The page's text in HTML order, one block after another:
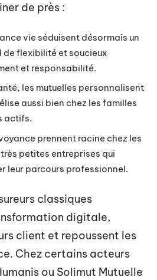
de près :
vie séduisent désormais un
flexibilité et soucieux
et responsabilité.
les mutuelles personnalisent
aussi bien chez les familles
actifs.
prennent racine chez les
petites entreprises qui
leur parcours professionnel.
classiques
digitale,
client et repoussent les
Chez certains acteurs
ou Solimut Mutuelle